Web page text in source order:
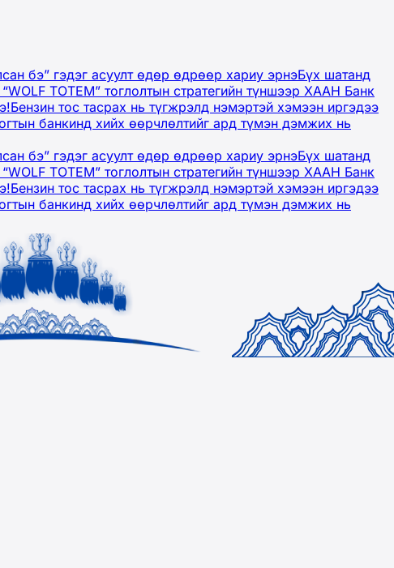
бэ” гэдэг асуулт өдөр өдрөөр хариу эрнэБүх шатанд
TOTEM” тоглолтын стратегийн түншээр ХААН Банк
Бензин тос тасрах нь түгжрэлд нэмэртэй хэмээн иргэдээ
банкинд хийх өөрчлөлтийг ард түмэн дэмжих нь
бэ” гэдэг асуулт өдөр өдрөөр хариу эрнэБүх шатанд
TOTEM” тоглолтын стратегийн түншээр ХААН Банк
Бензин тос тасрах нь түгжрэлд нэмэртэй хэмээн иргэдээ
банкинд хийх өөрчлөлтийг ард түмэн дэмжих нь